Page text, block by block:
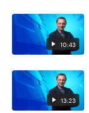
10:43
13:23